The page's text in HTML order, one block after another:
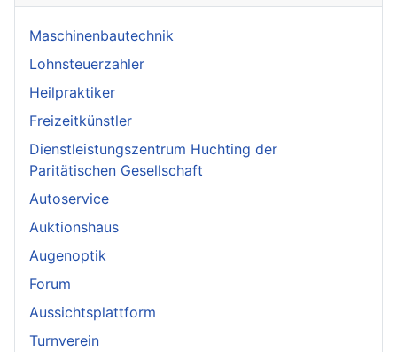
Maschinenbautechnik
Lohnsteuerzahler
Heilpraktiker
Freizeitkünstler
Dienstleistungszentrum Huchting der
Paritätischen Gesellschaft
Autoservice
Auktionshaus
Augenoptik
Forum
Aussichtsplattform
Turnverein